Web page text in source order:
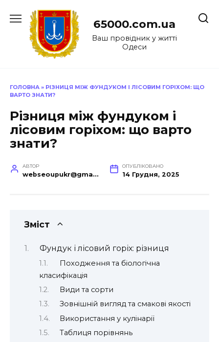
до
65000.com.ua
Ваш провідник у житті
Одеси
ГОЛОВНА » РІЗНИЦЯ МІЖ ФУНДУКОМ І ЛІСОВИМ ГОРІХОМ: ЩО
ВАРТО ЗНАТИ?
Різниця між фундуком і
лісовим горіхом: що варто
знати?
АВТОР
webseoupukr@gmail.com
ОПУБЛІКОВАНО
14 Грудня, 2025
Зміст
Фундук і лісовий горіх: різниця
Походження та біологічна
класифікація
Види та сорти
Зовнішній вигляд та смакові якості
Використання у кулінарії
Таблиця порівнянь